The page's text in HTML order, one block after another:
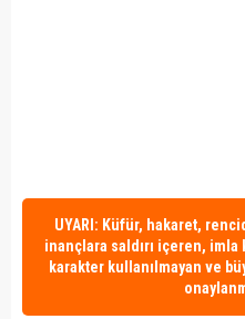
UYARI: Küfür, hakaret,
inançlara saldırı içeren, imla
karakter kullanılmayan ve